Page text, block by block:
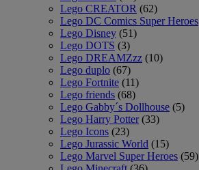
Lego CREATOR (62)
Lego DC Comics Super Heroes
Lego Disney (51)
Lego DOTS (3)
Lego DREAMZzz (10)
Lego duplo (67)
Lego Fortnite (11)
Lego friends (68)
Lego Gabby´s Dollhouse (5)
Lego Harry Potter (33)
Lego Icons (23)
Lego Jurassic World (15)
Lego Marvel Super Heroes (59)